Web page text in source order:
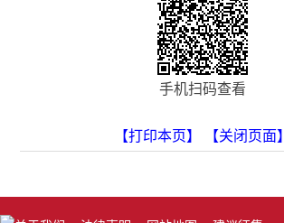
手机扫码查看
【打印本页】 【关闭页面】